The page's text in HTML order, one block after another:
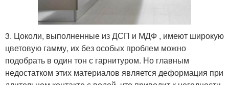
3. Цоколи, выполненные из ДСП и МДФ , имеют широкую
цветовую гамму, их без особых проблем можно
подобрать в один тон с гарнитуром. Но главным
недостатком этих материалов является деформация при